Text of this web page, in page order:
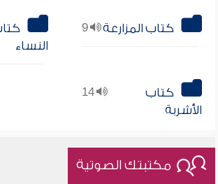
9 كتاب المزارعة
النساء
14
كتاب
الأشربة
مكتبتك الصوتية